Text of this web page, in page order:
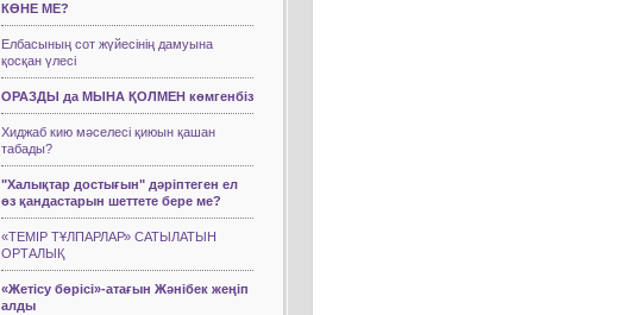
КӨНЕ МЕ?
Елбасының сот жүйесінің дамуына
қосқан үлесі
ОРАЗДЫ да МЫНА ҚОЛМЕН көмгенбіз
Хиджаб кию мәселесі қиюын қашан
табады?
"Халықтар достығын" дәріптеген ел
өз қандастарын шеттете бере ме?
«ТЕМІР ТҰЛПАРЛАР» САТЫЛАТЫН
ОРТАЛЫҚ
«Жетісу бөрісі»-атағын Жәнібек жеңіп
алды